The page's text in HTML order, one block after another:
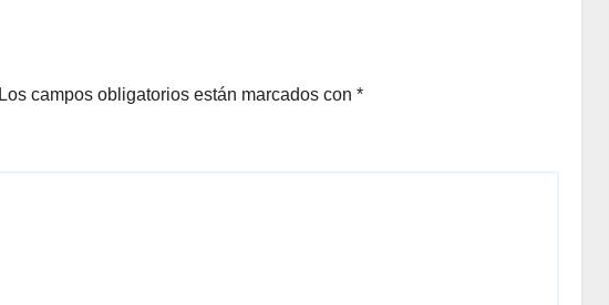
Los campos obligatorios están marcados con *